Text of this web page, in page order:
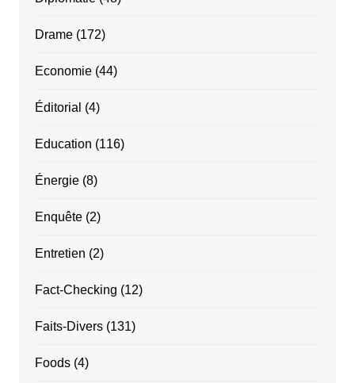
Drame(172)
Economie(44)
Éditorial (4)
Education (116)
Énergie(8)
Enquête(2)
Entretien (2)
Fact-Checking (12)
Faits-Divers(131)
Foods(4)